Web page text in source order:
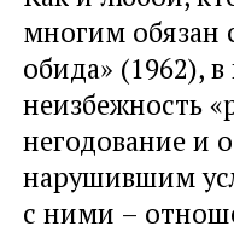
многим обязан
обида» (1962),
неизбежность
негодование и
нарушившим
с ними –